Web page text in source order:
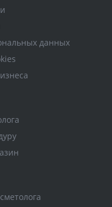
данных